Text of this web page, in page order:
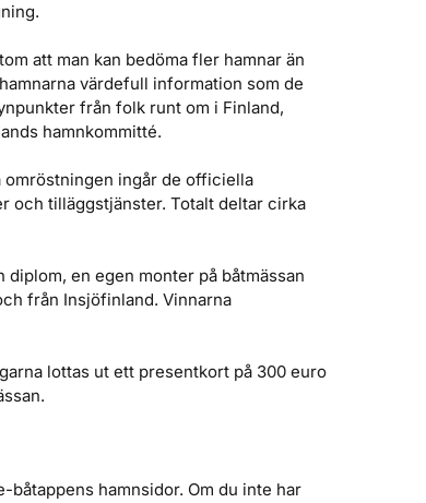
att man kan bedöma fler hamnar än
värdefull information som de
från folk runt om i Finland,
hamnkommitté.
omröstningen ingår de officiella
och tilläggstjänster. Totalt deltar cirka
en egen monter på båtmässan
från Insjöfinland. Vinnarna
lottas ut ett presentkort på 300 euro
båtappens hamnsidor. Om du inte har